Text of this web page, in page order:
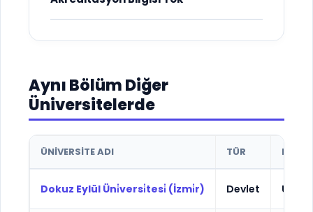
Aynı Bölüm Diğer
Üniversitelerde
ÜNIVERSITE ADI TÜR BURS
Dokuz Eylül Üni̇versi̇tesi̇ (İzmi̇r) Devlet